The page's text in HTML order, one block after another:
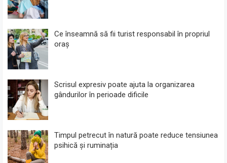
Ce înseamnă să fii turist responsabil în propriul
oraș
Scrisul expresiv poate ajuta la organizarea
gândurilor în perioade dificile
Timpul petrecut în natură poate reduce tensiunea
psihică și ruminația